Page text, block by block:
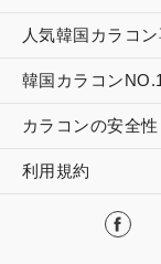
人気韓国カラコ
韓国カラコン
カラコンの安全性
利用規約